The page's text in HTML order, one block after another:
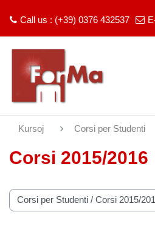
Call us : (+39) 0376 432537
Kursoj Corsi per Studenti
Corsi 2015/2016